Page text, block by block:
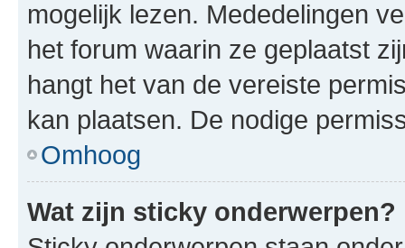
mogelijk lezen. Mededelingen
het forum waarin ze geplaatst
hangt het van de vereiste
kan plaatsen. De nodige
Omhoog
Wat zijn sticky onderwerpen?